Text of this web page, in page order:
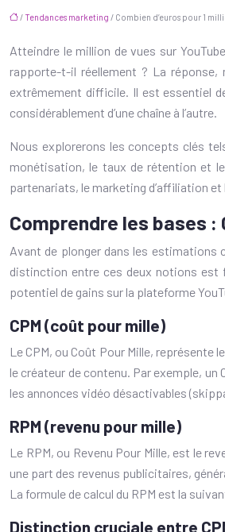
/ Tendances marketing / Combien d’euros pour 1
Atteindre le million de vues sur
rapporte-t-il réellement ? La réponse,
extrêmement difficile. Il est essentiel
considérablement d’une chaîne à l’autre.
Nous explorerons les concepts clés
monétisation, le taux de rétention et
partenariats, le marketing d’affiliation
Comprendre les bases :
Avant de plonger dans les estimations
distinction entre ces deux notions est
potentiel de gains sur la plateforme
CPM (coût pour mille)
Le CPM, ou Coût Pour Mille, représente
le créateur de contenu. Par exemple,
les annonces vidéo désactivables
RPM (revenu pour mille)
Le RPM, ou Revenu Pour Mille, est le
une part des revenus publicitaires,
La formule de calcul du RPM est la
Distinction cruciale entre